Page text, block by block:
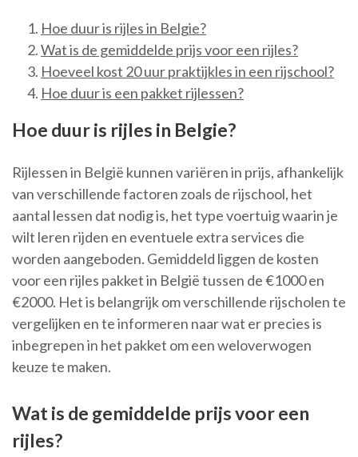
Hoe duur is rijles in Belgie?
Wat is de gemiddelde prijs voor een rijles?
Hoeveel kost 20 uur praktijkles in een rijschool?
Hoe duur is een pakket rijlessen?
Hoe duur is rijles in Belgie?
Rijlessen in België kunnen variëren in prijs, afhankelijk
van verschillende factoren zoals de rijschool, het
aantal lessen dat nodig is, het type voertuig waarin je
wilt leren rijden en eventuele extra services die
worden aangeboden. Gemiddeld liggen de kosten
voor een rijles pakket in België tussen de €1000 en
€2000. Het is belangrijk om verschillende rijscholen te
vergelijken en te informeren naar wat er precies is
inbegrepen in het pakket om een weloverwogen
keuze te maken.
Wat is de gemiddelde prijs voor een
rijles?